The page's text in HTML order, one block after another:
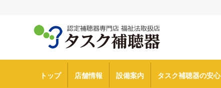
トップ 店舗情報 設備案内 タスク補聴器の安心